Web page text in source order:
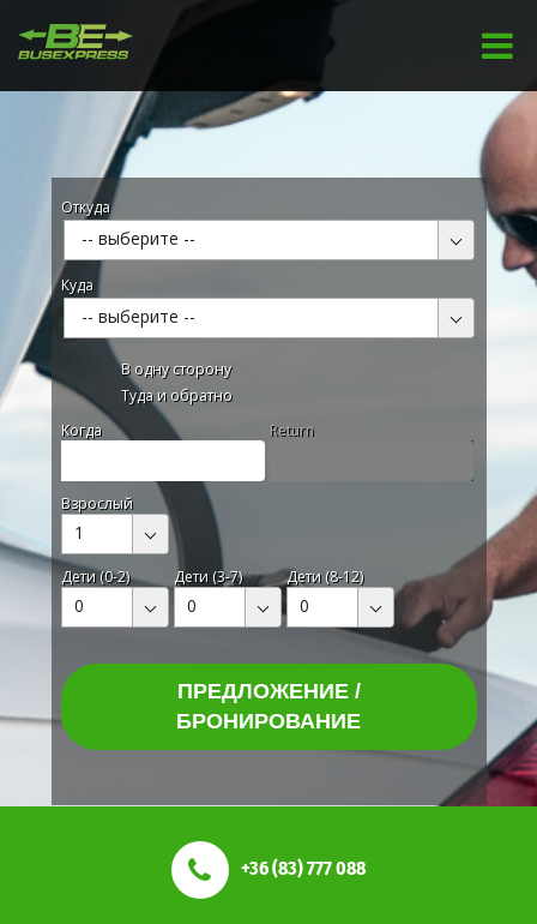
Откуда
-- выберите --
Куда
-- выберите --
В одну сторону
Туда и обратно
Kогда
Return
Взрослый
1
Дети (0-2)
0
Дети (3-7)
0
Дети (8-12)
0
ПРЕДЛОЖЕНИЕ /
БРОНИРОВАНИЕ
+36 (83) 777 088